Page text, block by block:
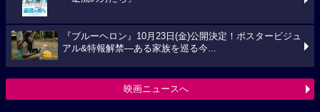
『ブルーヘロン』10月23日(金)公開決定！ポスタービジュ
アル&特報解禁―ある家族を巡る今...
映画ニュースへ